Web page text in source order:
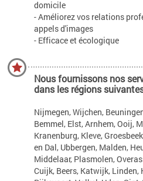
domicile
- Améliorez vos relations
appels d'images
- Efficace et écologique
Nous fournissons nos
dans les régions
Nijmegen, Wijchen,
Bemmel, Elst, Arnhem, Ooij,
Kranenburg, Kleve,
en Dal, Ubbergen, Malden,
Middelaar, Plasmolen,
Cuijk, Beers, Katwijk, Linden,